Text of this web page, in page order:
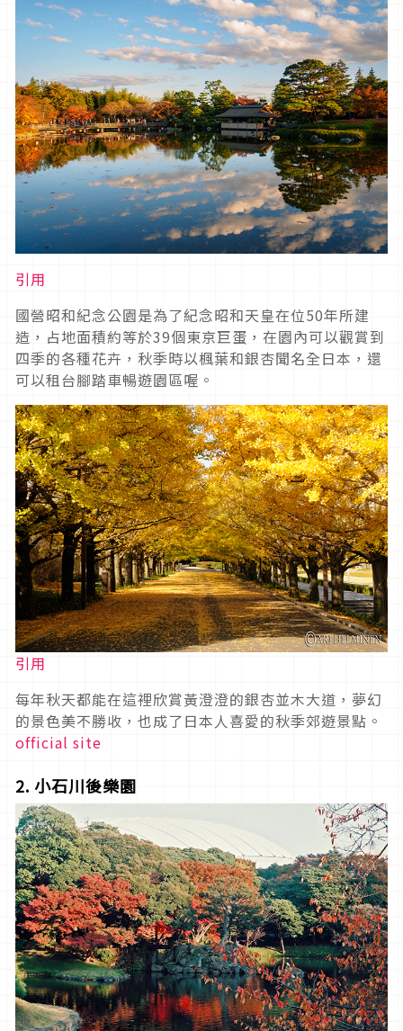
引用
國營昭和紀念公園是為了紀念昭和天皇在位50年所建
造，占地面積約等於39個東京巨蛋，在園內可以觀賞到
四季的各種花卉，秋季時以楓葉和銀杏聞名全日本，還
可以租台腳踏車暢遊園區喔。
引用
每年秋天都能在這裡欣賞黃澄澄的銀杏並木大道，夢幻
的景色美不勝收，也成了日本人喜愛的秋季郊遊景點。
official site
2. 小石川後樂園